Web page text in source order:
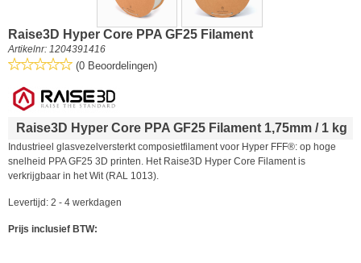
Raise3D Hyper Core PPA GF25 Filament
Artikelnr: 1204391416
(0 Beoordelingen)
Raise3D Hyper Core PPA GF25 Filament 1,75mm / 1 kg
Industrieel glasvezelversterkt composietfilament voor Hyper FFF®: op hoge
snelheid PPA GF25 3D printen. Het Raise3D Hyper Core Filament is
verkrijgbaar in het Wit (RAL 1013).
Levertijd: 2 - 4 werkdagen
Prijs inclusief BTW: